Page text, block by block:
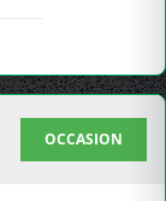
OCCASION